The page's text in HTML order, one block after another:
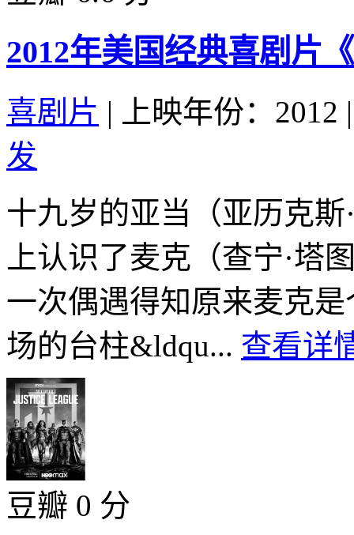
2012年美国经典喜剧片
喜剧片 | 上映年份：2012 |
发
十九岁的亚当（亚历克斯
上认识了麦克（查宁·塔
一次偶遇得知原来麦克
场的台柱&ldqu... 查看详
豆瓣 0 分